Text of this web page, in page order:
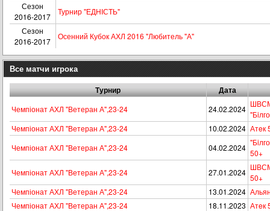
Сезон
2016-2017
Турнир "ЕДНІСТЬ"
Сезон
2016-2017
Осенний Кубок АХЛ 2016 "Любитель "А"
Все матчи игрока
Турнир Дата
Чемпіонат АХЛ "Ветеран А",23-24 24.02.2024
Чемпіонат АХЛ "Ветеран А",23-24
10.02.2024 Атeк
Чемпіонат АХЛ "Ветеран А",23-24
04.02.2024
50+
Чемпіонат АХЛ "Ветеран А",23-24
27.01.2024
50+
Чемпіонат АХЛ "Ветеран А",23-24
13.01.2024
Чемпіонат АХЛ "Ветеран А",23-24
18.11.2023 Атeк